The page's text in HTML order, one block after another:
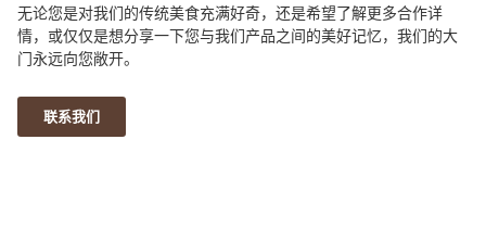
无论您是对我们的传统美食充满好奇，还是希望了解更多合作详
情，或仅仅是想分享一下您与我们产品之间的美好记忆，我们的大
门永远向您敞开。
联系我们